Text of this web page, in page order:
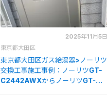
2025年11月5日
東京都大田区
東京都大田区ガス給湯器>ノーリツ
交換工事施工事例：ノーリツGT-
C2442AWXからノーリツGT-